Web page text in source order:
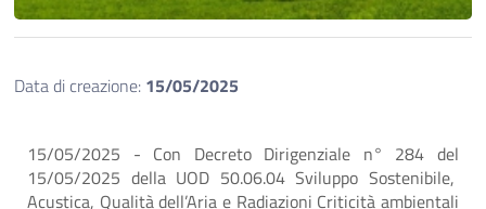
Data di creazione: 15/05/2025
15/05/2025 - Con Decreto Dirigenziale n° 284 del
15/05/2025 della UOD 50.06.04 Sviluppo Sostenibile,
Acustica, Qualità dell’Aria e Radiazioni Criticità ambientali